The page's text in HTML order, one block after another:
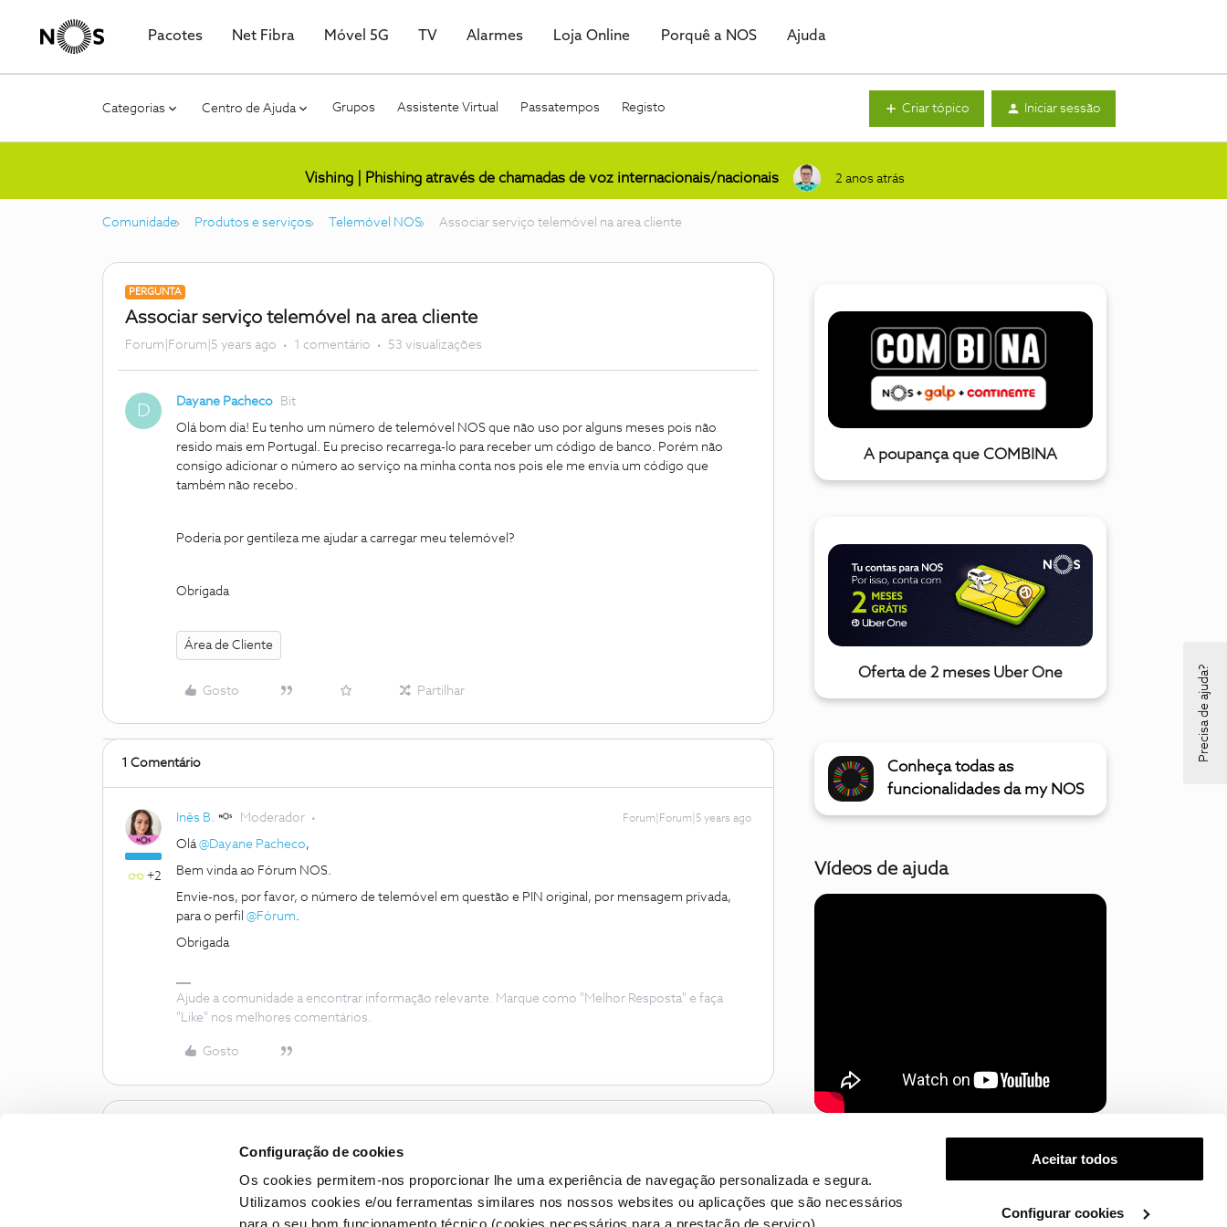
Configuração de cookies
Os cookies permitem-nos proporcionar lhe uma experiência de navegação personalizada e segura.
Utilizamos cookies e/ou ferramentas similares nos nossos websites ou aplicações que são necessários
Aceitar todos
Configurar cookies
Pacotes Net Fibra Móvel 5G TV Alarmes Loja Online Porquê a NOS Ajuda
Categorias Centro de Ajuda Grupos Assistente Virtual Passatempos Registo Criar tópico Iniciar sessão
Vishing | Phishing através de chamadas de voz internacionais/nacionais 2 anos atrás
Comunidade Produtos e serviços Telemóvel NOS Associar serviço telemóvel na area cliente
PERGUNTA
Associar serviço telemóvel na area cliente
Forum|Forum|5 years ago 1 comentário 53 visualizações
D Dayane Pacheco Bit
Olá bom dia! Eu tenho um número de telemóvel NOS que não uso por alguns meses pois não
resido mais em Portugal. Eu preciso recarrega-lo para receber um código de banco. Porém não
consigo adicionar o número ao serviço na minha conta nos pois ele me envia um código que
também não recebo.
Poderia por gentileza me ajudar a carregar meu telemóvel?
Obrigada
Área de Cliente
Gosto Partilhar
1 Comentário
+2
Inês B. Moderador Forum|Forum|5 years ago
Olá@Dayane Pacheco,
Bem vinda ao Fórum NOS.
Envie-nos, por favor, o número de telemóvel em questão e PIN original, por mensagem privada,
para o perfil @Fórum.
Obrigada
Ajude a comunidade a encontrar informação relevante. Marque como "Melhor Resposta" e faça
"Like" nos melhores comentários.
Gosto
A poupança que COMBINA
Oferta de 2 meses Uber One
Conheça todas as
funcionalidades da my NOS
Vídeos de ajuda
Precisa de ajuda?